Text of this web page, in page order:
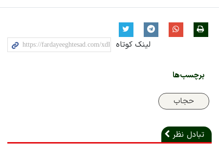
لینک کوتاه
برچسب‌ها
حجاب
تبادل نظر